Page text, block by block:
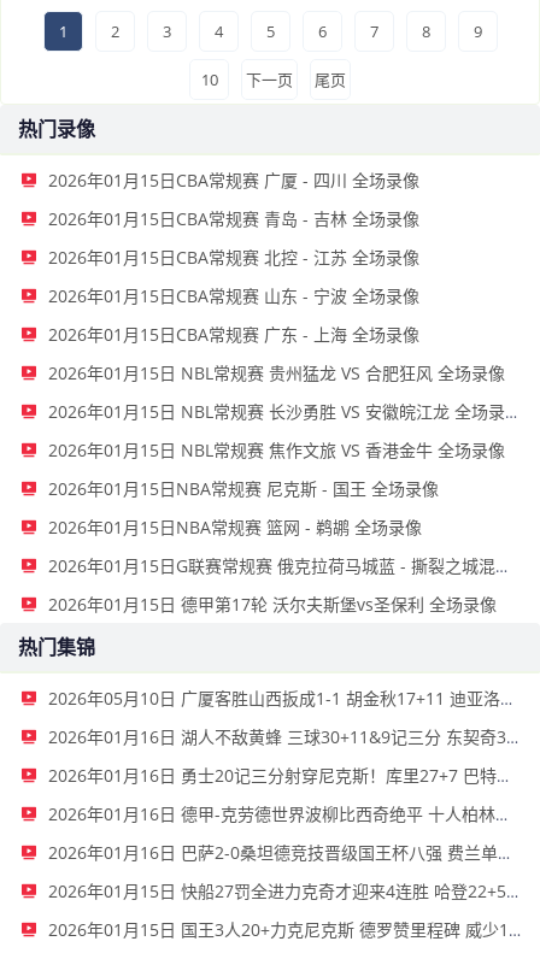
1 2 3 4 5 6 7 8 9
10 下一页 尾页
热门录像
2026年01月15日CBA常规赛 广厦 - 四川 全场录像
2026年01月15日CBA常规赛 青岛 - 吉林 全场录像
2026年01月15日CBA常规赛 北控 - 江苏 全场录像
2026年01月15日CBA常规赛 山东 - 宁波 全场录像
2026年01月15日CBA常规赛 广东 - 上海 全场录像
2026年01月15日 NBL常规赛 贵州猛龙 VS 合肥狂风 全场录像
2026年01月15日 NBL常规赛 长沙勇胜 VS 安徽皖江龙 全场录像
2026年01月15日 NBL常规赛 焦作文旅 VS 香港金牛 全场录像
2026年01月15日NBA常规赛 尼克斯 - 国王 全场录像
2026年01月15日NBA常规赛 篮网 - 鹈鹕 全场录像
2026年01月15日G联赛常规赛 俄克拉荷马城蓝 - 撕裂之城混音 全场录像
2026年01月15日 德甲第17轮 沃尔夫斯堡vs圣保利 全场录像
热门集锦
2026年05月10日 广厦客胜山西扳成1-1 胡金秋17+11 迪亚洛关键上篮不中
2026年01月16日 湖人不敌黄蜂 三球30+11&9记三分 东契奇39分 詹姆斯29+9+6
2026年01月16日 勇士20记三分射穿尼克斯！库里27+7 巴特勒32+8 穆迪三分9中7
2026年01月16日 德甲-克劳德世界波柳比西奇绝平 十人柏林联合1-1奥格斯堡
2026年01月16日 巴萨2-0桑坦德竞技晋级国王杯八强 费兰单刀球破门亚马尔建功
2026年01月15日 快船27罚全进力克奇才迎来4连胜 哈登22+5+8 伦纳德33分4断
2026年01月15日 国王3人20+力克尼克斯 德罗赞里程碑 威少11助 布伦森伤退